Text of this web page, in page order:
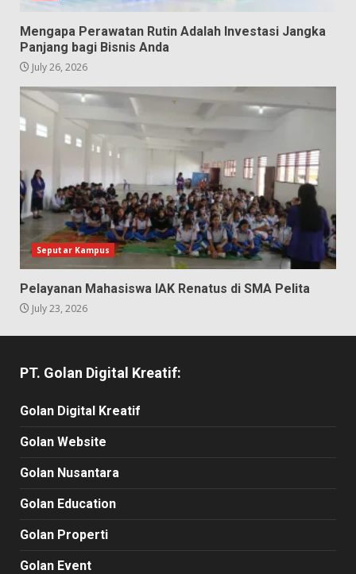
Mengapa Perawatan Rutin Adalah Investasi Jangka
Panjang bagi Bisnis Anda
July 26, 2026
Seputar Kampus
Pelayanan Mahasiswa IAK Renatus di SMA Pelita
July 23, 2026
PT. Golan Digital Kreatif:
Golan Digital Kreatif
Golan Website
Golan Nusantara
Golan Education
Golan Properti
Golan Event